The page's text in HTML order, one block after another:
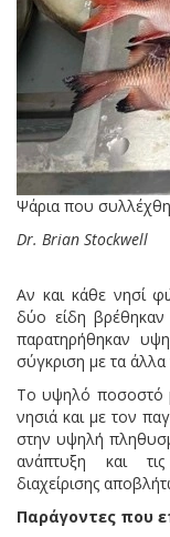
Ψάρια που
Dr. Brian Stockwell
Αν και κάθε νησί
δύο είδη βρέθηκαν
παρατηρήθηκαν
σύγκριση με τα άλλα
Το υψηλό ποσοστό
νησιά και με τον
στην υψηλή
ανάπτυξη και τις
διαχείρισης
Παράγοντες που